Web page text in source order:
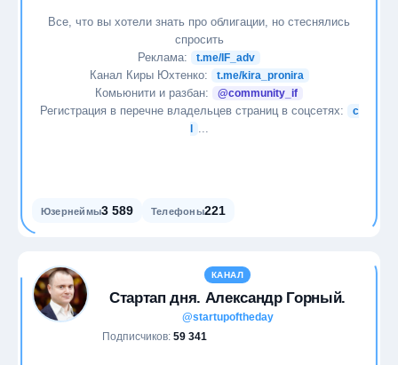
Все, что вы хотели знать про облигации, но стеснялись
спросить
Реклама:
t.me/IF_adv
Канал Киры Юхтенко: t.me/kira_pronira
Комьюнити и разбан: @community_if
Регистрация в перечне владельцев страниц в соцсетях:
c
l
Юзернеймы3 589 Телефоны221
КАНАЛ
Стартап дня. Александр Горный.
@startupoftheday
Подписчиков: 59 341